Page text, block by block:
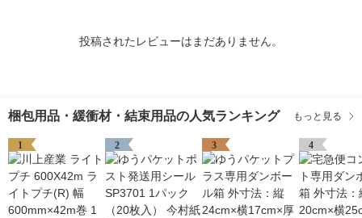
投稿されたレビューはまだありません。
梱包用品・緩衝材・結束用品の人気ランキング もっと見る
1 2 3 4